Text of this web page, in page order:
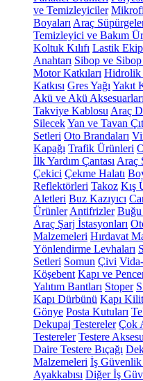
ve Temizleyiciler
Boyaları Araç
Temizleyici ve Bakım
Koltuk Kılıfı Lastik
Anahtarı Sibop ve Sibop
Motor Katkıları Hidrolik
Katkısı Gres Yağı Yakıt
Akü ve Akü Aksesuarları
Takviye Kablosu Araç
SilecekYan ve Tavan
Setleri Oto Brandaları
Kapağı Trafik Ürünleri
İlk Yardım Çantası Araç
Çekici Çekme Halatı
Reflektörleri Takoz Kış
Aletleri Buz Kazıyıcı
Ürünler Antifrizler
Araç Şarj İstasyonları
Malzemeleri Hırdavat
Yönlendirme Levhaları
Setleri Somun Çivi
Köşebent Kapı ve
Yalıtım Bantları Stoper
Kapı Dürbünü Kapı
Gönye Posta Kutuları
Dekupaj Testereler Çok
Testereler Testere
Daire Testere Bıçağı
Malzemeleri İş
Ayakkabısı Diğer İş